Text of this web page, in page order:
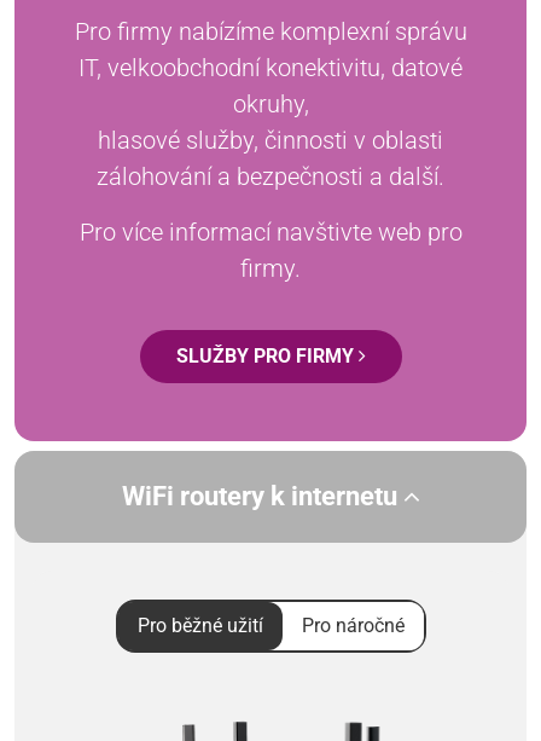
Pro firmy nabízíme komplexní správu
IT, velkoobchodní konektivitu, datové
okruhy,
hlasové služby, činnosti v oblasti
zálohování a bezpečnosti a další.
Pro více informací navštivte web pro
firmy.
SLUŽBY PRO FIRMY
WiFi routery k internetu
Pro běžné užití Pro náročné